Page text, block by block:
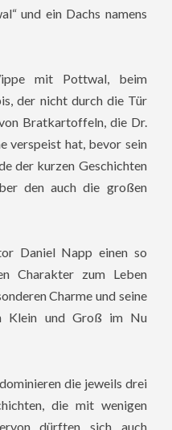
und ein Dachs namens
mit Pottwal, beim
der nicht durch die Tür
Bratkartoffeln, die Dr.
verspeist hat, bevor sein
der kurzen Geschichten
den auch die großen
Daniel Napp einen so
Charakter zum Leben
Charme und seine
Klein und Groß im Nu
die jeweils drei
die mit wenigen
dürften sich auch